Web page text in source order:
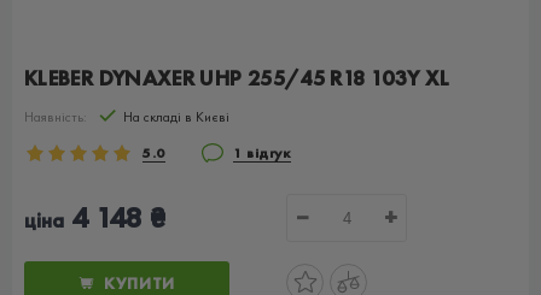
KLEBER DYNAXER UHP 255/45 R18 103Y XL
Наявність:
На складі в Києві
5.0
1 відгук
ціна 4 148 ₴ − +
КУПИТИ